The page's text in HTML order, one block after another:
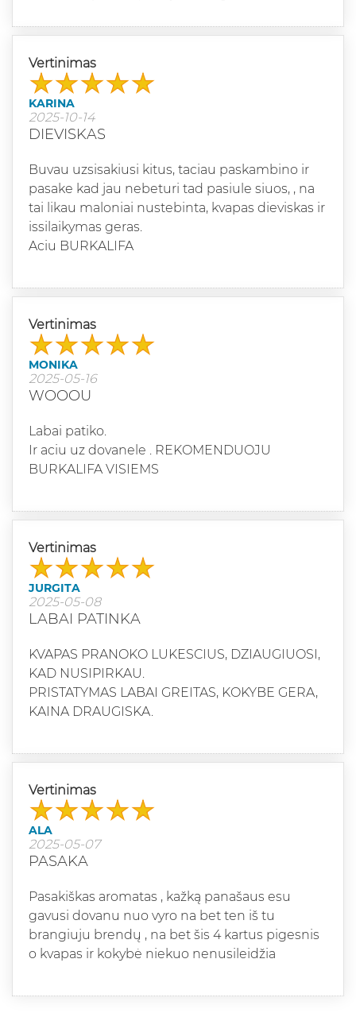
Vertinimas
KARINA
2025-10-14
DIEVISKAS
Buvau uzsisakiusi kitus, taciau paskambino ir
pasake kad jau nebeturi tad pasiule siuos, , na
tai likau maloniai nustebinta, kvapas dieviskas ir
issilaikymas geras.
Aciu BURKALIFA
Vertinimas
MONIKA
2025-05-16
WOOOU
Labai patiko.
Ir aciu uz dovanele . REKOMENDUOJU
BURKALIFA VISIEMS
Vertinimas
JURGITA
2025-05-08
LABAI PATINKA
KVAPAS PRANOKO LUKESCIUS, DZIAUGIUOSI,
KAD NUSIPIRKAU.
PRISTATYMAS LABAI GREITAS, KOKYBE GERA,
KAINA DRAUGISKA.
Vertinimas
ALA
2025-05-07
PASAKA
Pasakiškas aromatas , kažką panašaus esu
gavusi dovanu nuo vyro na bet ten iš tu
brangiuju brendų , na bet šis 4 kartus pigesnis
o kvapas ir kokybė niekuo nenusileidžia